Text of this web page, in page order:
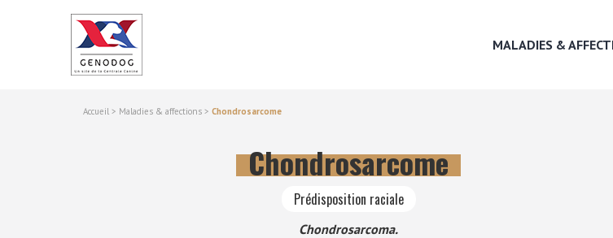
MALADIES &
MALADIES &
Accueil > Maladies & affections > Chondrosarcome
Chondrosarcome
Prédisposition raciale
Chondrosarcoma.